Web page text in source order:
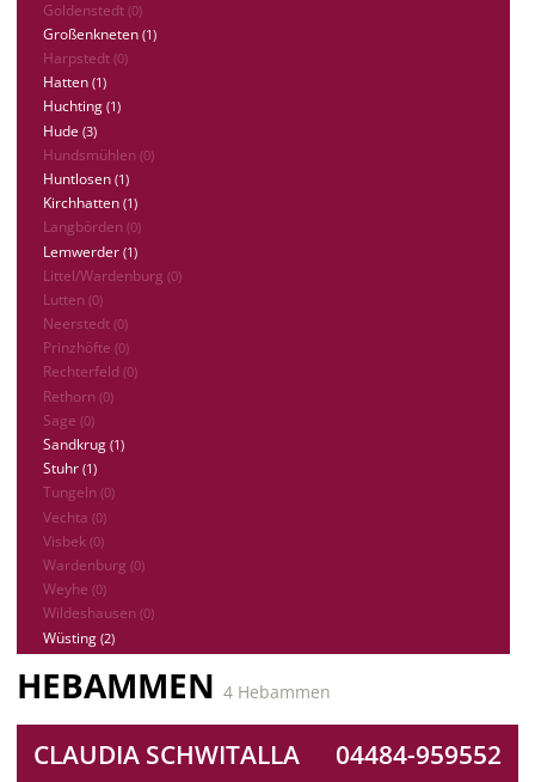
Goldenstedt (0)
Großenkneten (1)
Harpstedt (0)
Hatten (1)
Huchting (1)
Hude (3)
Hundsmühlen (0)
Huntlosen (1)
Kirchhatten (1)
Langbörden (0)
Lemwerder (1)
Littel/Wardenburg (0)
Lutten (0)
Neerstedt (0)
Prinzhöfte (0)
Rechterfeld (0)
Rethorn (0)
Sage (0)
Sandkrug (1)
Stuhr (1)
Tungeln (0)
Vechta (0)
Visbek (0)
Wardenburg (0)
Weyhe (0)
Wildeshausen (0)
Wüsting (2)
HEBAMMEN 4 Hebammen
CLAUDIA SCHWITALLA 04484-959552